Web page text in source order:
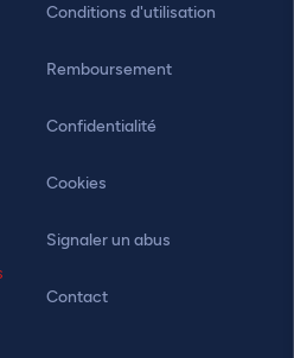
Conditions d'utilisation
Remboursement
Confidentialité
Cookies
Signaler un abus
Contact